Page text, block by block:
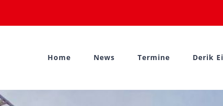
Home News Termine Derik